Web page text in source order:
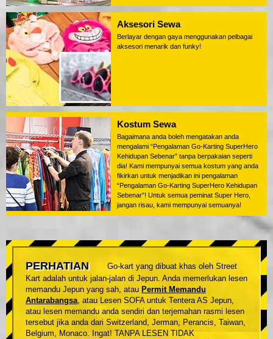
Aksesori Sewa
Berlayar dengan gaya menggunakan pelbagai
aksesori menarik dan funky!
Kostum Sewa
Bagaimana anda boleh mengatakan anda
mengalami “Pengalaman Go-Karting SuperHero
Kehidupan Sebenar” tanpa berpakaian seperti
dia! Kami mempunyai semua kostum yang anda
fikirkan untuk menjadikan ini pengalaman
“Pengalaman Go-Karting SuperHero Kehidupan
Sebenar”! Untuk semua peminat Super Hero,
jangan risau, kami mempunyai semuanya!
PERHATIAN
Go-kart yang dibuat khas oleh Street
Kart adalah untuk jalan-jalan di Jepun. Anda memerlukan lesen
memandu Jepun yang sah, atau Permit Memandu
Antarabangsa, atau Lesen SOFA untuk Tentera AS Jepun,
atau lesen memandu anda sendiri dan terjemahan rasmi lesen
tersebut jika anda dari Switzerland, Jerman, Perancis, Taiwan,
Belgium, Monaco. Ingat! TANPA LESEN TIDAK